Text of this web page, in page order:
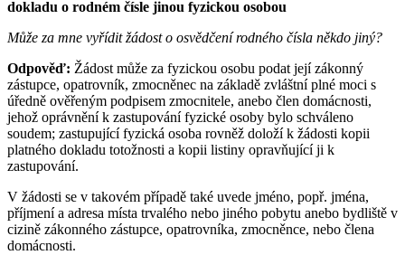
dokladu o rodném čísle jinou fyzickou osobou
Může za mne vyřídit žádost o osvědčení rodného čísla někdo jiný?
Odpověď: Žádost může za fyzickou osobu podat její zákonný
zástupce, opatrovník, zmocněnec na základě zvláštní plné moci s
úředně ověřeným podpisem zmocnitele, anebo člen domácnosti,
jehož oprávnění k zastupování fyzické osoby bylo schváleno
soudem; zastupující fyzická osoba rovněž doloží k žádosti kopii
platného dokladu totožnosti a kopii listiny opravňující ji k
zastupování.
V žádosti se v takovém případě také uvede jméno, popř. jména,
příjmení a adresa místa trvalého nebo jiného pobytu anebo bydliště v
cizině zákonného zástupce, opatrovníka, zmocněnce, nebo člena
domácnosti.